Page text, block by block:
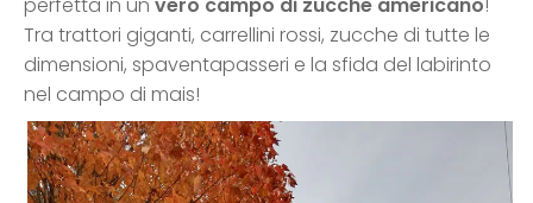
perfetta in un vero campo di zucche americano!
Tra trattori giganti, carrellini rossi, zucche di tutte le
dimensioni, spaventapasseri e la sfida del labirinto
nel campo di mais!